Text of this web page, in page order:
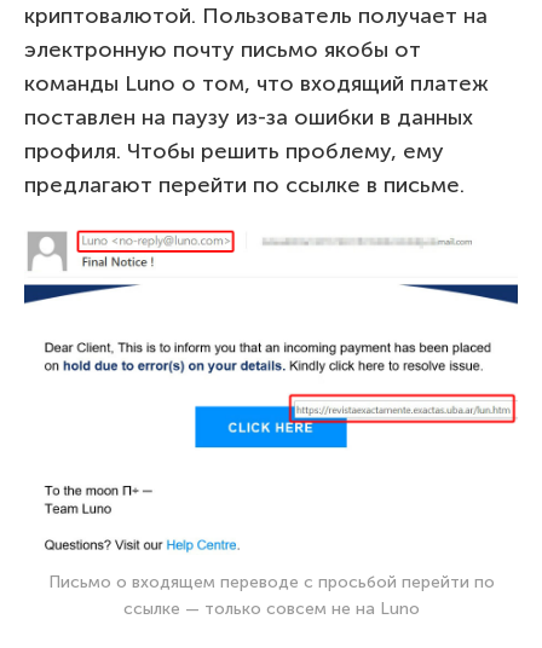
криптовалютой. Пользователь получает на
электронную почту письмо якобы от
команды Luno о том, что входящий платеж
поставлен на паузу из-за ошибки в данных
профиля. Чтобы решить проблему, ему
предлагают перейти по ссылке в письме.
Письмо о входящем переводе c просьбой перейти по
ссылке — только совсем не на Luno